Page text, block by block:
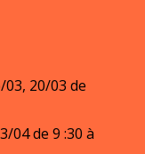
20/03 de
04 de 9 :30 à